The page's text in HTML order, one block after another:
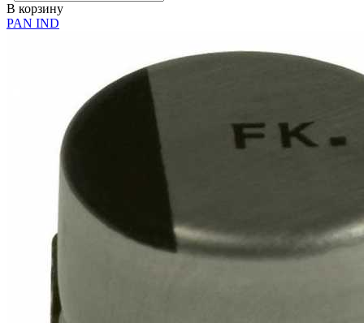
В корзину
PAN IND